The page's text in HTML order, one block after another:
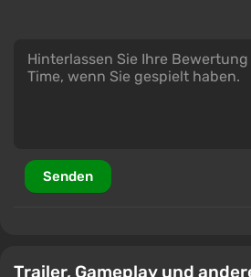
Senden
Trailer, Gameplay und